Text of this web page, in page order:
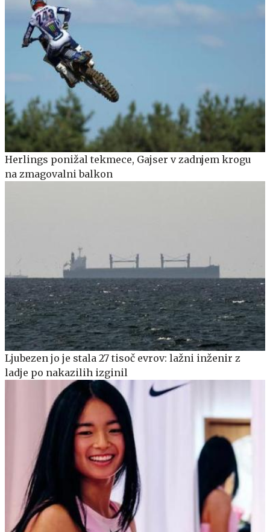
Herlings ponižal tekmece, Gajser v zadnjem krogu
na zmagovalni balkon
Ljubezen jo je stala 27 tisoč evrov: lažni inženir z
ladje po nakazilih izginil